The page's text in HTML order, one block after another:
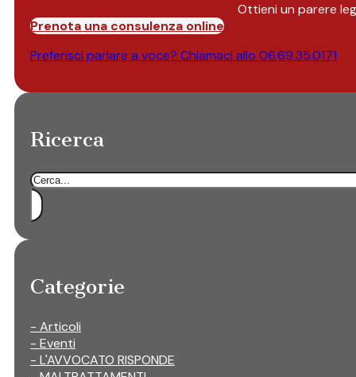
Ottieni un parere
Prenota una consulenza online
Preferisci parlare a voce? Chiamaci allo 06.69.35.0171
Ricerca
Cerca
Categorie
- Articoli
- Eventi
- L'AVVOCATO RISPONDE